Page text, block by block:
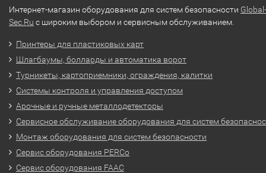
Интернет-магазин оборудования для систем безопасности Global-
Sec.Ru с широким выбором и сервисным обслуживанием.
Принтеры для пластиковых карт
Шлагбаумы, болларды и автоматика ворот
Турникеты, картоприемники, ограждения, калитки
Системы контроля и управления доступом
Арочные и ручные металлодетекторы
Сервисное обслуживание оборудования для систем
Монтаж оборудования для систем безопасности
Сервис оборудования PERCo
Сервис оборудования FAAC